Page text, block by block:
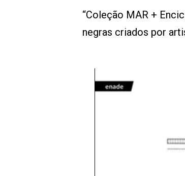
“Coleção MAR +
negras criados por